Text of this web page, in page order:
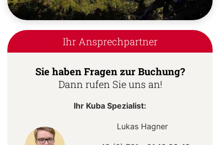
Ihr Ansprechpartner
Sie haben Fragen zur Buchung?
Dann rufen Sie uns an!
Ihr Kuba Spezialist:
Lukas Hagner